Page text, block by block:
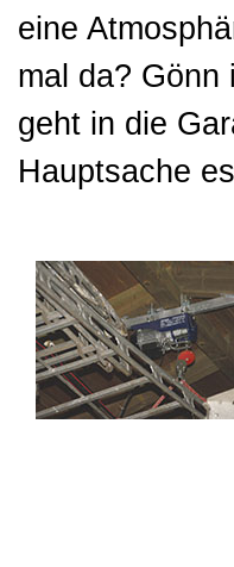
eine
mal da? Gönn
geht in die
Hauptsache